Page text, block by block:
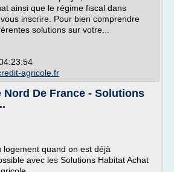
ainsi que le régime fiscal dans
inscrire. Pour bien comprendre
solutions sur votre...
agricole.fr
De France - Solutions
logement quand on est déjà
avec les Solutions Habitat Achat